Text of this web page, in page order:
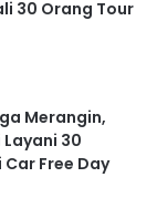
30 Orang Tour
Merangin,
30
Free Day